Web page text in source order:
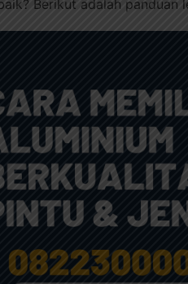
Berikut adalah panduan